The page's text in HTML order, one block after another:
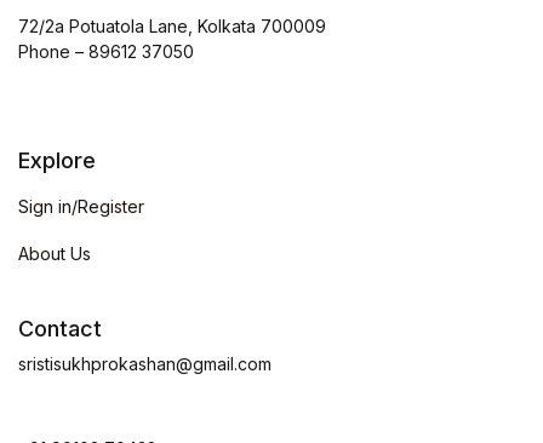
72/2a Potuatola Lane, Kolkata 700009
Phone – 89612 37050
Explore
Sign in/Register
About Us
Contact
sristisukhprokashan@gmail.com